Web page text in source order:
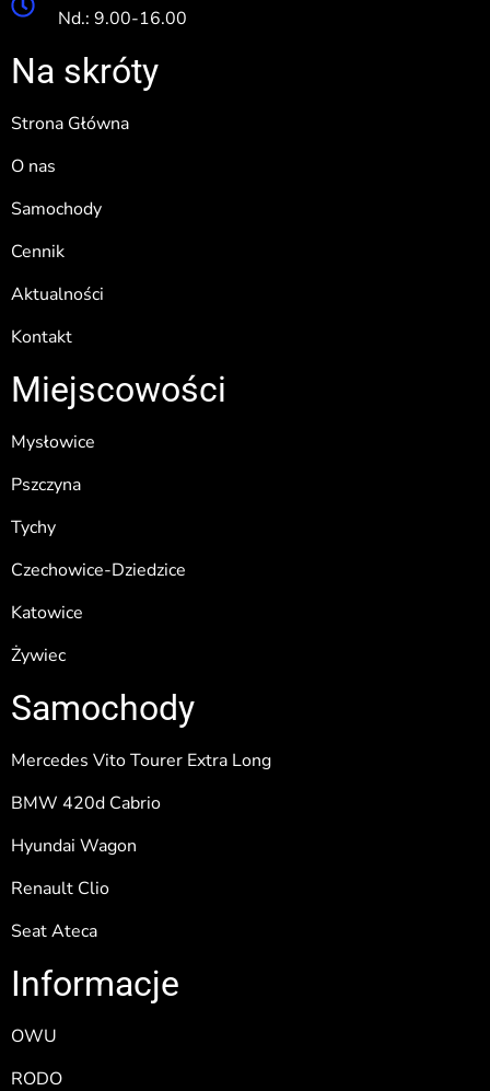
Nd.: 9.00-16.00
Na skróty
Strona Główna
O nas
Samochody
Cennik
Aktualności
Kontakt
Miejscowości
Mysłowice
Pszczyna
Tychy
Czechowice-Dziedzice
Katowice
Żywiec
Samochody
Mercedes Vito Tourer Extra Long
BMW 420d Cabrio
Hyundai Wagon
Renault Clio
Seat Ateca
Informacje
OWU
RODO